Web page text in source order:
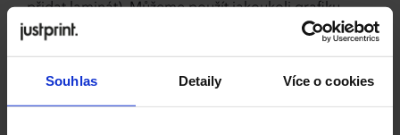
Souhlas Detaily Více o cookies
přidat laminát). Můžeme použít jakoukoli grafiku,
vzor nebo logo . Fólie tiskneme ve 3 formátech nebo
Na výběr Vám dáme fólii v elegantní matné nebo
efektní lesklé. Monomerická fólie může být použita